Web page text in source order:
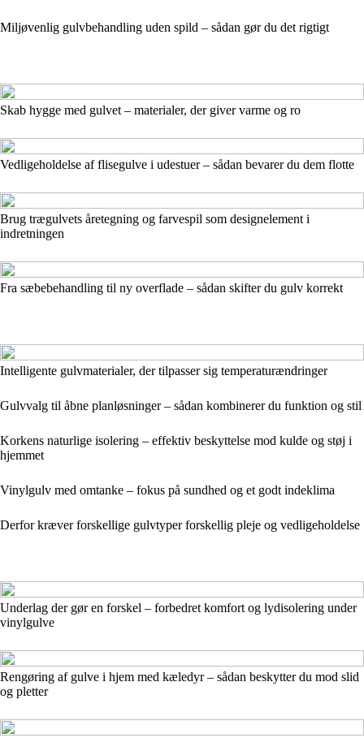
Miljøvenlig gulvbehandling uden spild – sådan gør du det rigtigt
Skab hygge med gulvet – materialer, der giver varme og ro
Vedligeholdelse af flisegulve i udestuer – sådan bevarer du dem flotte
Brug trægulvets åretegning og farvespil som designelement i
indretningen
Fra sæbebehandling til ny overflade – sådan skifter du gulv korrekt
Intelligente gulvmaterialer, der tilpasser sig temperaturændringer
Gulvvalg til åbne planløsninger – sådan kombinerer du funktion og stil
Korkens naturlige isolering – effektiv beskyttelse mod kulde og støj i
hjemmet
Vinylgulv med omtanke – fokus på sundhed og et godt indeklima
Derfor kræver forskellige gulvtyper forskellig pleje og vedligeholdelse
Underlag der gør en forskel – forbedret komfort og lydisolering under
vinylgulve
Rengøring af gulve i hjem med kæledyr – sådan beskytter du mod slid
og pletter